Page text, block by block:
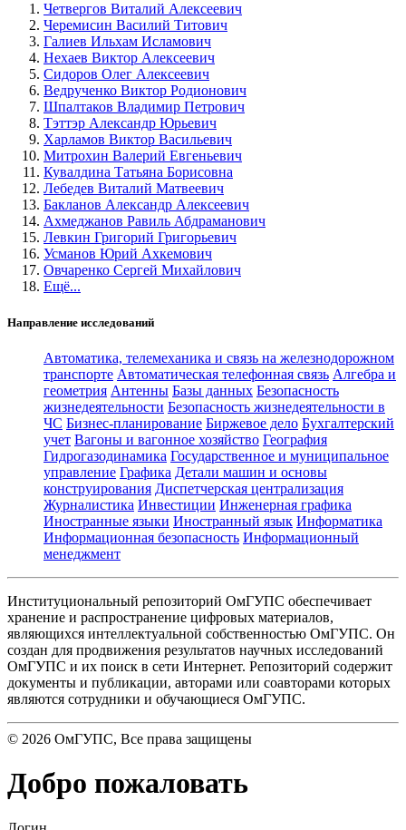
Четвергов Виталий Алексеевич
Черемисин Василий Титович
Галиев Ильхам Исламович
Нехаев Виктор Алексеевич
Сидоров Олег Алексеевич
Ведрученко Виктор Родионович
Шпалтаков Владимир Петрович
Тэттэр Александр Юрьевич
Харламов Виктор Васильевич
Митрохин Валерий Евгеньевич
Кувалдина Татьяна Борисовна
Лебедев Виталий Матвеевич
Бакланов Александр Алексеевич
Ахмеджанов Равиль Абдраманович
Левкин Григорий Григорьевич
Усманов Юрий Ахкемович
Овчаренко Сергей Михайлович
Ещё...
Направление исследований
Автоматика, телемеханика и связь на железнодорожном
транспорте Автоматическая телефонная связь Алгебра и
геометрия Антенны Базы данных Безопасность
жизнедеятельности Безопасность жизнедеятельности в
ЧС Бизнес-планирование Биржевое дело Бухгалтерский
учет Вагоны и вагонное хозяйство География
Гидрогазодинамика Государственное и муниципальное
управление Графика Детали машин и основы
конструирования Диспетчерская централизация
Журналистика Инвестиции Инженерная графика
Иностранные языки Иностранный язык Информатика
Информационная безопасность Информационный
менеджмент
Институциональный репозиторий ОмГУПС обеспечивает
хранение и распространение цифровых материалов,
являющихся интеллектуальной собственностью ОмГУПС. Он
создан для продвижения результатов научных исследований
ОмГУПС и их поиск в сети Интернет. Репозиторий содержит
документы и публикации, авторами или соавторами которых
являются сотрудники и обучающиеся ОмГУПС.
© 2026 ОмГУПС, Все права защищены
Добро пожаловать